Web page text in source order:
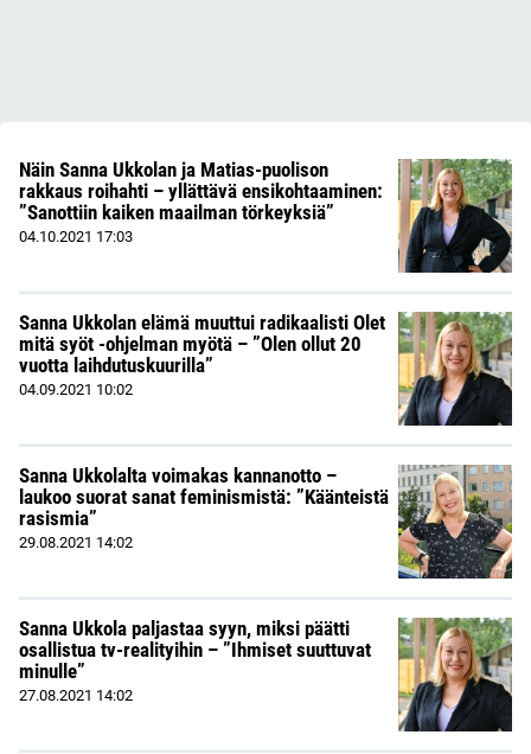
Näin Sanna Ukkolan ja Matias-puolison
rakkaus roihahti – yllättävä ensikohtaaminen:
”Sanottiin kaiken maailman törkeyksiä”
04.10.2021 17:03
Sanna Ukkolan elämä muuttui radikaalisti Olet
mitä syöt -ohjelman myötä – ”Olen ollut 20
vuotta laihdutuskuurilla”
04.09.2021 10:02
Sanna Ukkolalta voimakas kannanotto –
laukoo suorat sanat feminismistä: ”Käänteistä
rasismia”
29.08.2021 14:02
Sanna Ukkola paljastaa syyn, miksi päätti
osallistua tv-realityihin – ”Ihmiset suuttuvat
minulle”
27.08.2021 14:02